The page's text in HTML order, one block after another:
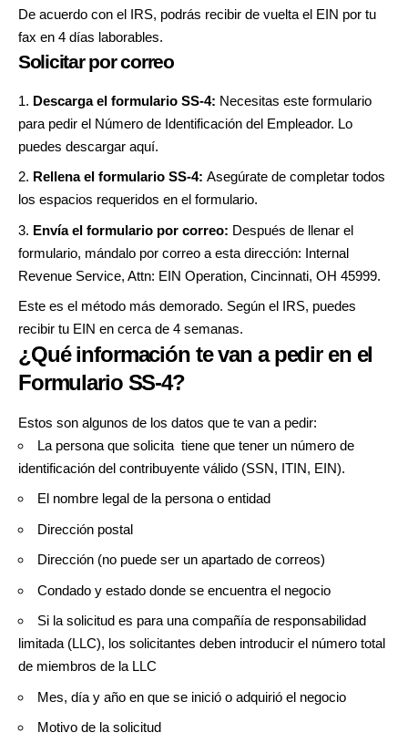
De acuerdo con el IRS, podrás recibir de vuelta el EIN por tu
fax en 4 días laborables.
Solicitar por correo
Descarga el formulario SS-4: Necesitas este formulario
para pedir el Número de Identificación del Empleador. Lo
puedes descargar aquí.
Rellena el formulario SS-4: Asegúrate de completar todos
los espacios requeridos en el formulario.
Envía el formulario por correo: Después de llenar el
formulario, mándalo por correo a esta dirección: Internal
Revenue Service, Attn: EIN Operation, Cincinnati, OH 45999.
Este es el método más demorado. Según el IRS, puedes
recibir tu EIN en cerca de 4 semanas.
¿Qué información te van a pedir en el
Formulario SS-4?
Estos son algunos de los datos que te van a pedir:
La persona que solicita tiene que tener un número de
identificación del contribuyente válido (SSN, ITIN, EIN).
El nombre legal de la persona o entidad
Dirección postal
Dirección (no puede ser un apartado de correos)
Condado y estado donde se encuentra el negocio
Si la solicitud es para una compañía de responsabilidad
limitada (LLC), los solicitantes deben introducir el número total
de miembros de la LLC
Mes, día y año en que se inició o adquirió el negocio
Motivo de la solicitud